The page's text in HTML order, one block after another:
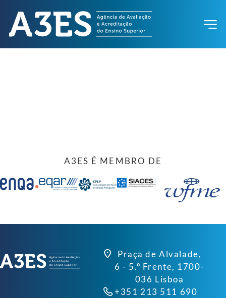
A3ES É MEMBRO DE
Praça de Alvalade,
6 - 5.º Frente, 1700-
036 Lisboa
+351 213 511 690